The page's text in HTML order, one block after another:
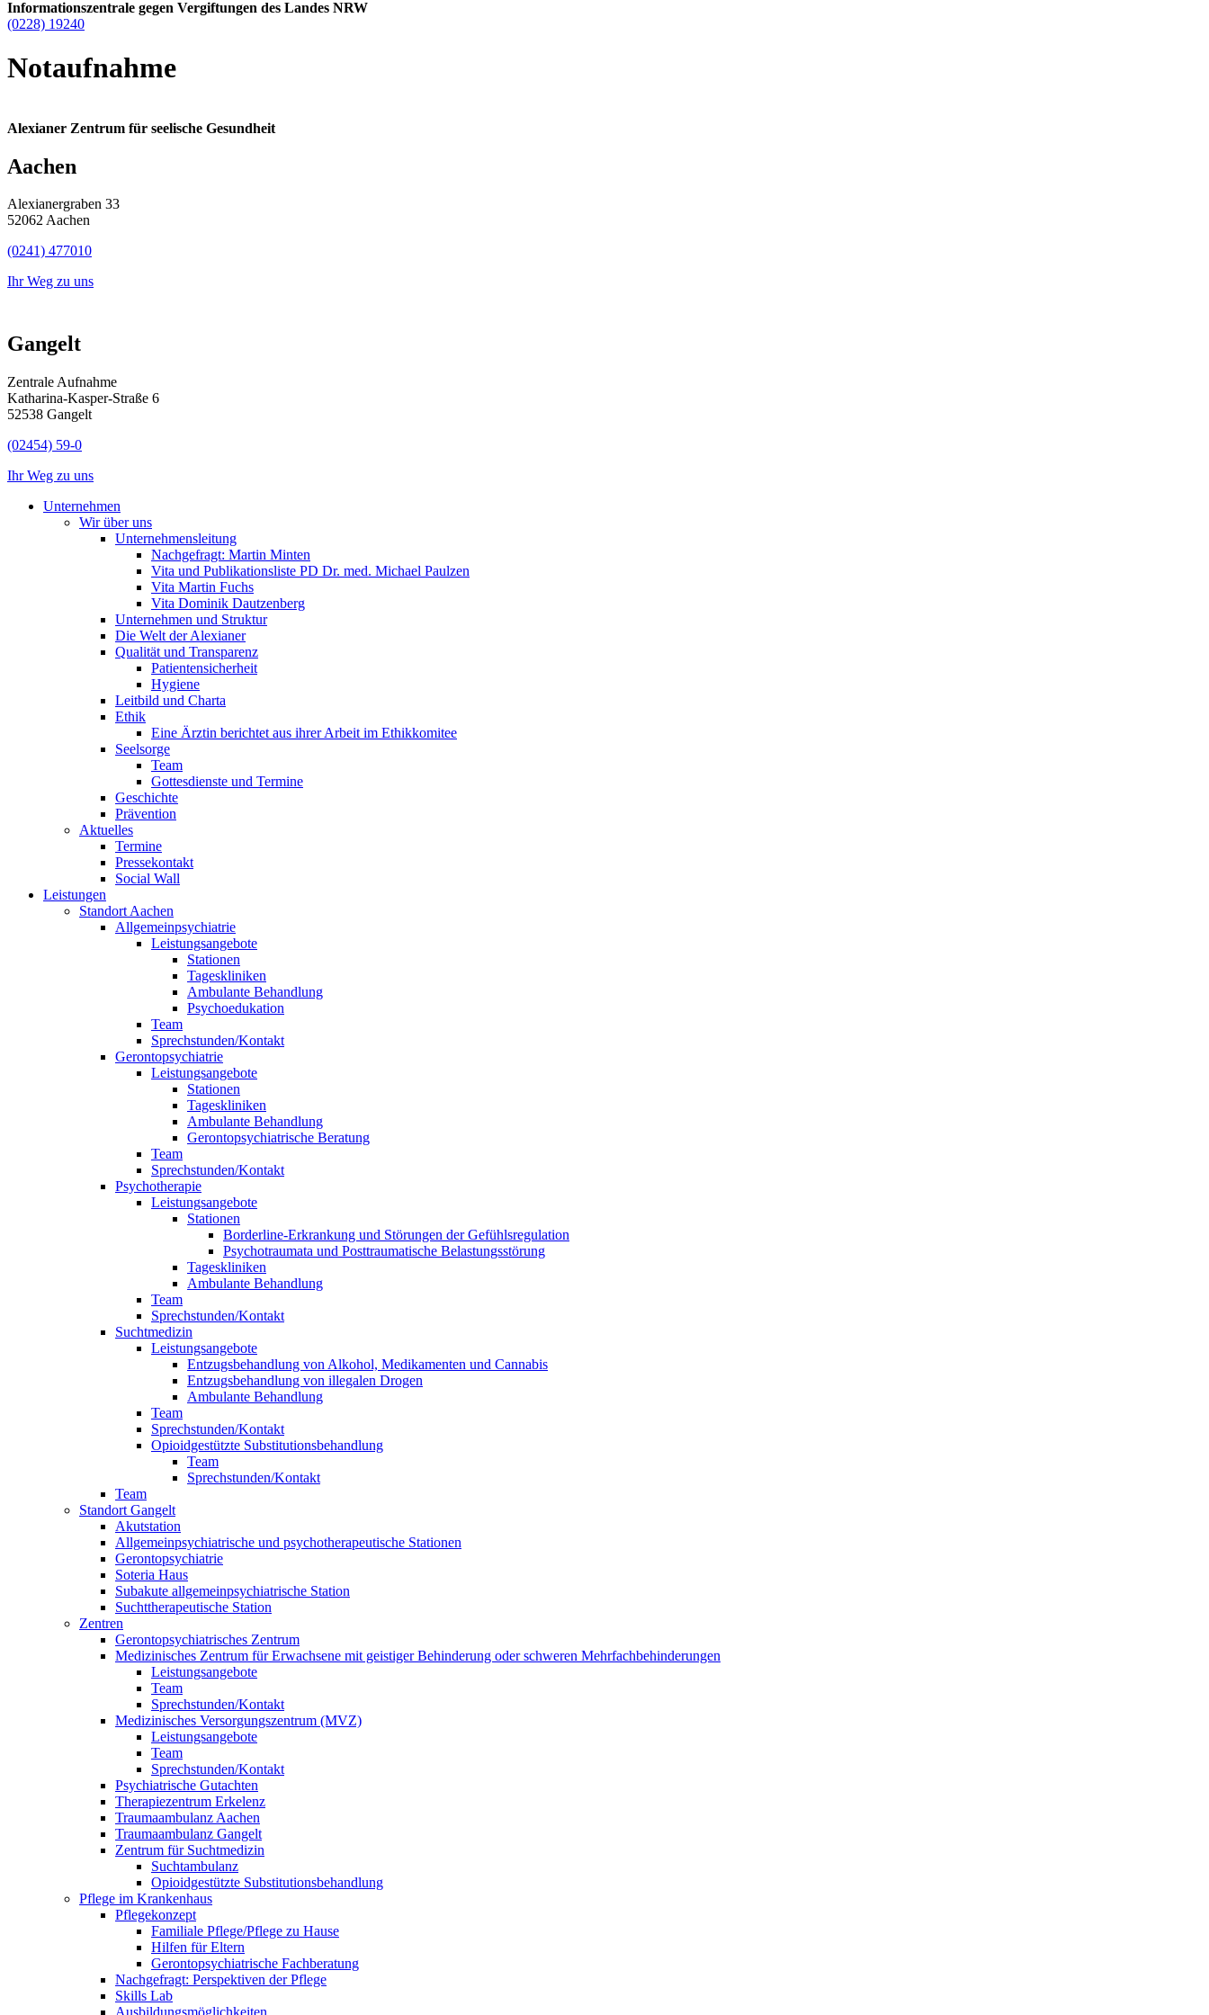
Informationszentrale gegen Vergiftungen des Landes NRW
(0228) 19240
Notaufnahme
Alexianer Zentrum für seelische Gesundheit
Aachen
Alexianergraben 33
52062 Aachen
(0241) 477010
Ihr Weg zu uns
Gangelt
Zentrale Aufnahme
Katharina-Kasper-Straße 6
52538 Gangelt
(02454) 59-0
Ihr Weg zu uns
Unternehmen
Wir über uns
Unternehmensleitung
Nachgefragt: Martin Minten
Vita und Publikationsliste PD Dr. med. Michael Paulzen
Vita Martin Fuchs
Vita Dominik Dautzenberg
Unternehmen und Struktur
Die Welt der Alexianer
Qualität und Transparenz
Patientensicherheit
Hygiene
Leitbild und Charta
Ethik
Eine Ärztin berichtet aus ihrer Arbeit im Ethikkomitee
Seelsorge
Team
Gottesdienste und Termine
Geschichte
Prävention
Aktuelles
Termine
Pressekontakt
Social Wall
Leistungen
Standort Aachen
Allgemeinpsychiatrie
Leistungsangebote
Stationen
Tageskliniken
Ambulante Behandlung
Psychoedukation
Team
Sprechstunden/Kontakt
Gerontopsychiatrie
Leistungsangebote
Stationen
Tageskliniken
Ambulante Behandlung
Gerontopsychiatrische Beratung
Team
Sprechstunden/Kontakt
Psychotherapie
Leistungsangebote
Stationen
Borderline-Erkrankung und Störungen der Gefühlsregulation
Psychotraumata und Posttraumatische Belastungsstörung
Tageskliniken
Ambulante Behandlung
Team
Sprechstunden/Kontakt
Suchtmedizin
Leistungsangebote
Entzugsbehandlung von Alkohol, Medikamenten und Cannabis
Entzugsbehandlung von illegalen Drogen
Ambulante Behandlung
Team
Sprechstunden/Kontakt
Opioidgestützte Substitutionsbehandlung
Team
Sprechstunden/Kontakt
Team
Standort Gangelt
Akutstation
Allgemeinpsychiatrische und psychotherapeutische Stationen
Gerontopsychiatrie
Soteria Haus
Subakute allgemeinpsychiatrische Station
Suchttherapeutische Station
Zentren
Gerontopsychiatrisches Zentrum
Medizinisches Zentrum für Erwachsene mit geistiger Behinderung oder schweren Mehrfachbehinderungen
Leistungsangebote
Team
Sprechstunden/Kontakt
Medizinisches Versorgungszentrum (MVZ)
Leistungsangebote
Team
Sprechstunden/Kontakt
Psychiatrische Gutachten
Therapiezentrum Erkelenz
Traumaambulanz Aachen
Traumaambulanz Gangelt
Zentrum für Suchtmedizin
Suchtambulanz
Opioidgestützte Substitutionsbehandlung
Pflege im Krankenhaus
Pflegekonzept
Familiale Pflege/Pflege zu Hause
Hilfen für Eltern
Gerontopsychiatrische Fachberatung
Nachgefragt: Perspektiven der Pflege
Skills Lab